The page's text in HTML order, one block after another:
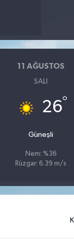
11 AĞUSTOS
SALI
26°
Güneşli
Nem: %36
Rüzgar: 6.39 m/s